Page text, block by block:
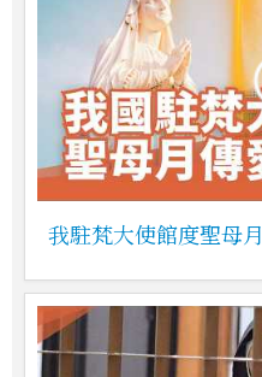
我駐梵大使館度聖母月